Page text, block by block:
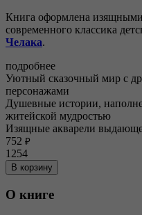
Книга оформлена
современного классика
Челака.
подробнее
Уютный сказочный мир с
персонажами
Душевные истории,
житейской мудростью
Изящные акварели
752 ₽
1254
В корзину
О книге